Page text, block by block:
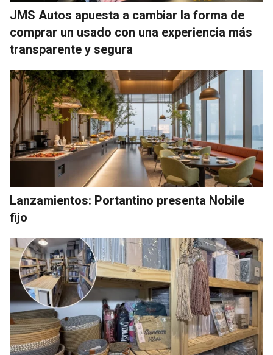
JMS Autos apuesta a cambiar la forma de
comprar un usado con una experiencia más
transparente y segura
Lanzamientos: Portantino presenta Nobile
fijo